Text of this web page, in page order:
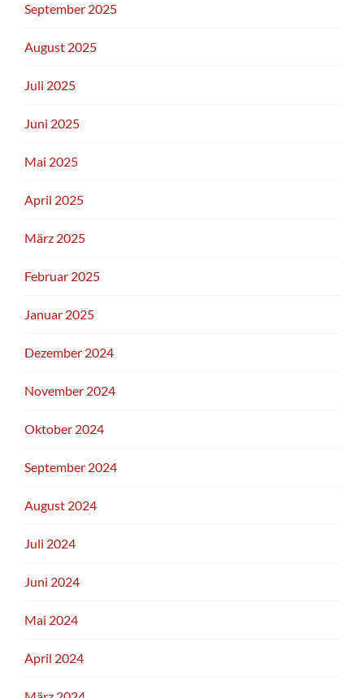
September 2025
August 2025
Juli 2025
Juni 2025
Mai 2025
April 2025
März 2025
Februar 2025
Januar 2025
Dezember 2024
November 2024
Oktober 2024
September 2024
August 2024
Juli 2024
Juni 2024
Mai 2024
April 2024